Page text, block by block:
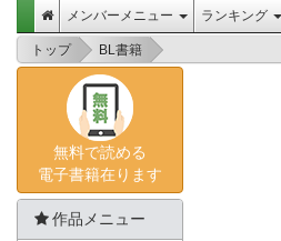
メンバーメニュー ランキング
トップ > BL書籍 >
無料で読める
電子書籍在ります
作品メニュー